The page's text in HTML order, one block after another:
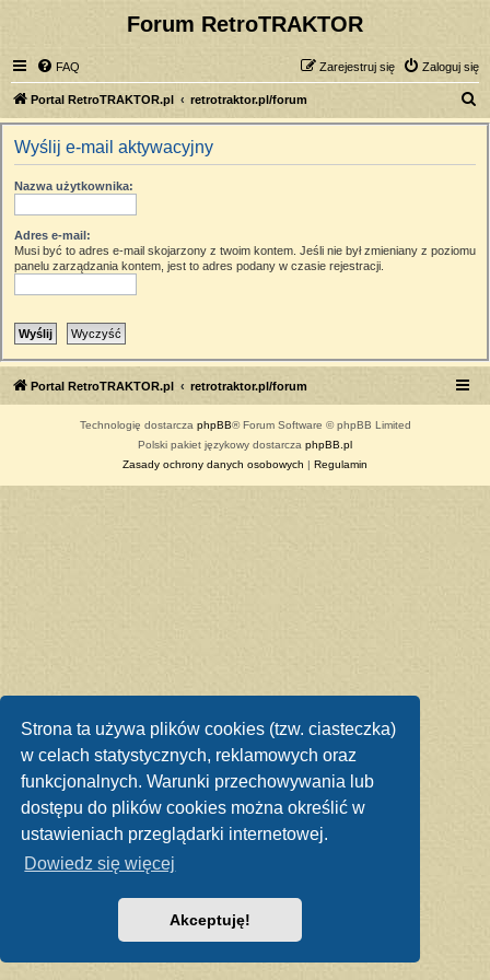
Strona ta używa plików cookies (tzw. ciasteczka)
w celach statystycznych, reklamowych oraz
funkcjonalnych. Warunki przechowywania lub
dostępu do plików cookies można określić w
ustawieniach przeglądarki internetowej.
Dowiedz się więcej
Akceptuję!
Forum RetroTRAKTOR
FAQ Zaloguj się
Zarejestruj się
Portal RetroTRAKTOR.pl retrotraktor.pl/forum
z
Wyślij e-mail aktywacyjny
Nazwa użytkownika:
Adres e-mail:
Musi być to adres e-mail skojarzony z twoim kontem. Jeśli nie był zmieniany z poziomu
panelu zarządzania kontem, jest to adres podany w czasie rejestracji.
Portal RetroTRAKTOR.pl retrotraktor.pl/forum
Technologię dostarcza phpBB® Forum Software © phpBB Limited
Polski pakiet językowy dostarcza phpBB.pl
Zasady ochrony danych osobowych | Regulamin